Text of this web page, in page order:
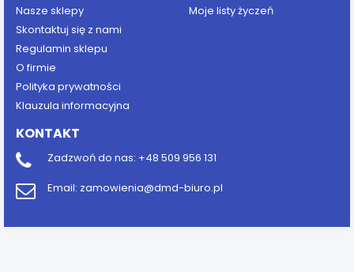
Nasze sklepy
Skontaktuj się z nami
Regulamin sklepu
O firmie
Polityka prywatności
Klauzula informacyjna
Moje listy życzeń
KONTAKT
Zadzwoń do nas: +48 509 956 131
Email: zamowienia@dmd-biuro.pl